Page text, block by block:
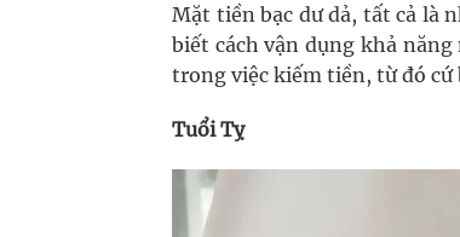
Mặt tiền bạc dư dả, tất cả là
biết cách vận dụng khả
trong việc kiếm tiền, từ đó
Tuổi Tỵ